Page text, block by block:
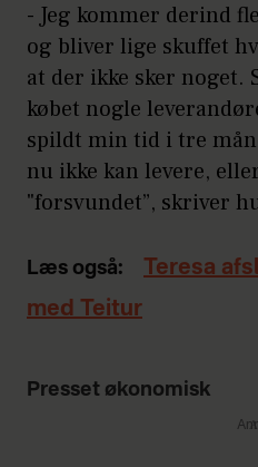
- Jeg kommer derind
og bliver lige skuffet
at der ikke sker noget.
købet nogle
spildt min tid i tre
nu ikke kan levere,
"forsvundet”, skriver
Læs også:
Teresa
med Teitur
Presset økonomisk